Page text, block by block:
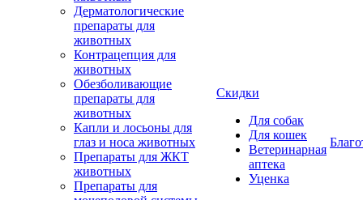
Дерматологические
препараты для
животных
Контрацепция для
животных
Обезболивающие
препараты для
животных
Капли и лосьоны для
глаз и носа животных
Препараты для ЖКТ
животных
Препараты для
Скидки
Для собак
Для кошек
Ветеринарная
аптека
Уценка